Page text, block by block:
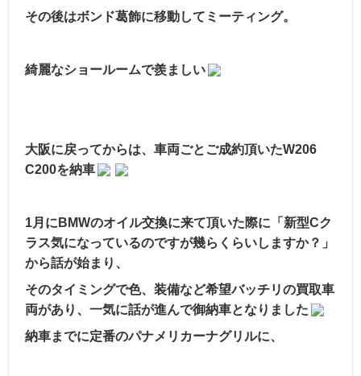
その後はボンド葛飾に移動してミーティング。
綺麗なショールームで羨ましい
大阪に戻ってからは、車両ごとご成約頂いたW206
C200を納車
1月にBMWのオイル交換に来て頂いた際に「新型Cク
ラス気になっているのですが幾らくらいしますか？」
から話が始まり、
そのタイミングで色、装備など希望バッチリの買取車
両があり、一気に話が進んで御納車となりました
納車までに定番のパナメリカーナグリルに、